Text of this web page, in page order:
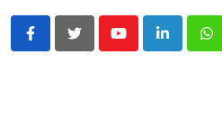
YoutubeLinkedIn